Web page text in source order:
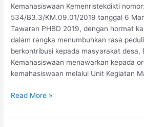
Kemahasiswaan Kemenristekdikti nomor:
534/B3.3/KM.09.01/2019 tanggal 6
Tawaran PHBD 2019, dengan hormat
dalam rangka menumbuhkan rasa
berkontribusi kepada masyarakat desa,
Kemahasiswaan menawarkan kepada
kemahasiswaan melalui Unit Kegiatan
Read More »